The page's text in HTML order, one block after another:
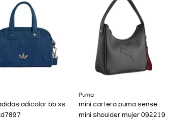
adicolor bb xs
Puma
mini cartera puma sense
mini shoulder mujer 092219